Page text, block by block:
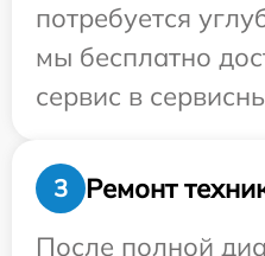
потребуется
мы бесплатно
сервис в
3
Ремонт
После полной